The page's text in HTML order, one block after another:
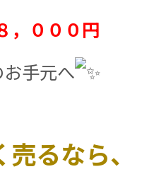
，０００円
手元へ
るなら、